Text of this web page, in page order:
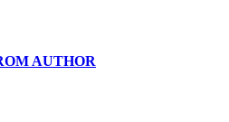
AUTHOR